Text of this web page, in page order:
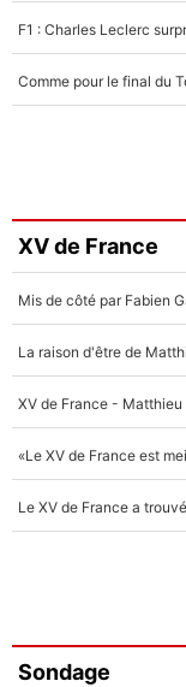
XV de France
Sondage